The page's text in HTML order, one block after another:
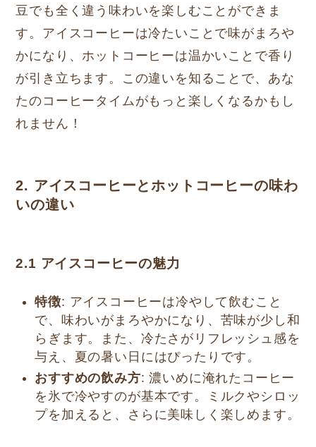
豆でも全く違う味わいを楽しむことができま
す。アイスコーヒーは冷たいことで味がまろや
かになり、ホットコーヒーは温かいことで香り
が引き立ちます。この違いを知ることで、あな
たのコーヒータイムがもっと楽しくなるかもし
れません！
2. アイスコーヒーとホットコーヒーの味わ
いの違い
2.1 アイスコーヒーの魅力
特徴: アイスコーヒーは冷やして飲むこと
で、味わいがまろやかになり、苦味が少し和
らぎます。また、冷たさがリフレッシュ感を
与え、夏の暑い日にはぴったりです。
おすすめの飲み方: 濃いめに淹れたコーヒー
を氷で冷やすのが基本です。ミルクやシロッ
プを加えると、さらに美味しく楽しめます。